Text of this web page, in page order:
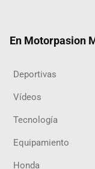
En Motorpasion
Deportivas
Vídeos
Tecnología
Equipamiento
Honda